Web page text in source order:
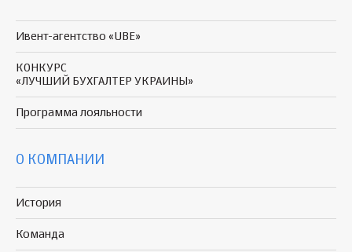
Ивент-агентство «UBE»
КОНКУРС
«ЛУЧШИЙ БУХГАЛТЕР УКРАИНЫ»
Программа лояльности
О КОМПАНИИ
История
Команда